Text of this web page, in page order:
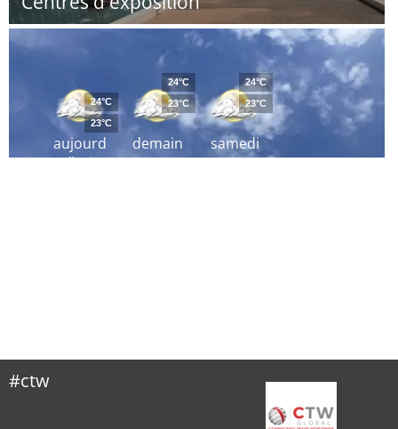
aujourd
´hui
24°C
23°C
demain
24°C
23°C
samedi
24°C
23°C
#ctw